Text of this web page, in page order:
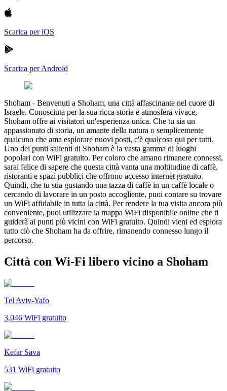
Scarica per iOS
Scarica per Android
Shoham - Benvenuti a Shoham, una città affascinante nel cuore di
Israele. Conosciuta per la sua ricca storia e atmosfera vivace,
Shoham offre ai visitatori un'esperienza unica. Che tu sia un
appassionato di storia, un amante della natura o semplicemente
qualcuno che ama esplorare nuovi posti, c'è qualcosa qui per tutti.
Uno dei punti salienti di Shoham è la vasta gamma di luoghi
popolari con WiFi gratuito. Per coloro che amano rimanere connessi,
sarai felice di sapere che questa città vanta una moltitudine di caffè,
ristoranti e spazi pubblici che offrono accesso internet gratuito.
Quindi, che tu stia gustando una tazza di caffè in un caffè locale o
cercando di lavorare in un posto accogliente, puoi contare su trovare
un WiFi affidabile in tutta la città. Per rendere la tua visita ancora più
conveniente, puoi utilizzare la mappa WiFi disponibile online che ti
guiderà ai punti più vicini con WiFi gratuito. Quindi vieni ed esplora
tutto ciò che Shoham ha da offrire, rimanendo connesso lungo il
percorso.
Città con Wi-Fi libero vicino a Shoham
Tel Aviv-Yafo
3,046 WiFi gratuito
Kefar Sava
531 WiFi gratuito